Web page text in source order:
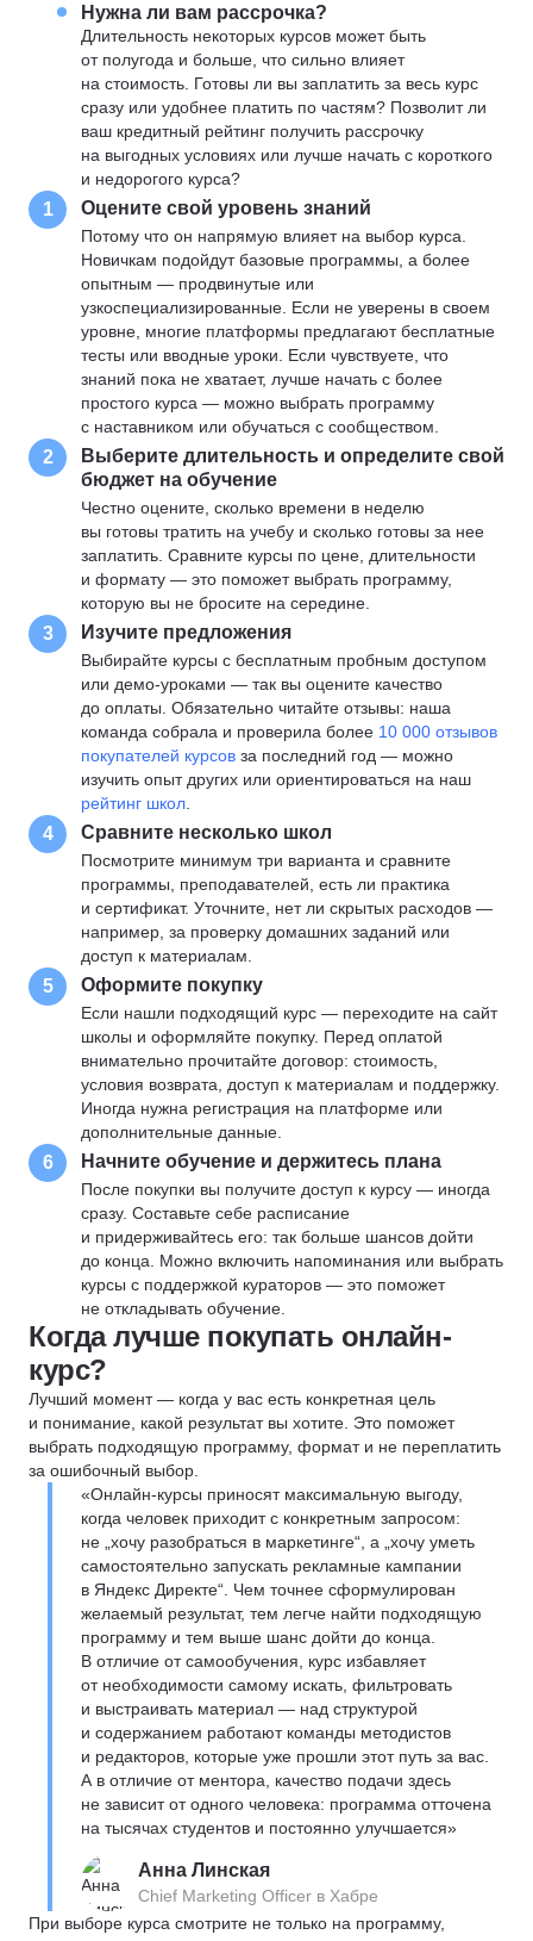
Нужна ли вам рассрочка?
Длительность некоторых курсов может быть
от полугода и больше, что сильно влияет
на стоимость. Готовы ли вы заплатить за весь курс
сразу или удобнее платить по частям? Позволит ли
ваш кредитный рейтинг получить рассрочку
на выгодных условиях или лучше начать с короткого
и недорогого курса?
1 Оцените свой уровень знаний
Потому что он напрямую влияет на выбор курса.
Новичкам подойдут базовые программы, а более
опытным — продвинутые или
узкоспециализированные. Если не уверены в своем
уровне, многие платформы предлагают бесплатные
тесты или вводные уроки. Если чувствуете, что
знаний пока не хватает, лучше начать с более
простого курса — можно выбрать программу
с наставником или обучаться с сообществом.
2
Выберите длительность и определите свой
бюджет на обучение
Честно оцените, сколько времени в неделю
вы готовы тратить на учебу и сколько готовы за нее
заплатить. Сравните курсы по цене, длительности
и формату — это поможет выбрать программу,
которую вы не бросите на середине.
3 Изучите предложения
Выбирайте курсы с бесплатным пробным доступом
или демо-уроками — так вы оцените качество
до оплаты. Обязательно читайте отзывы: наша
команда собрала и проверила более 10 000 отзывов
покупателей курсов за последний год — можно
изучить опыт других или ориентироваться на наш
рейтинг школ
4 Сравните несколько школ
Посмотрите минимум три варианта и сравните
программы, преподавателей, есть ли практика
и сертификат. Уточните, нет ли скрытых расходов —
например, за проверку домашних заданий или
доступ к материалам.
5 Оформите покупку
Если нашли подходящий курс — переходите на сайт
школы и оформляйте покупку. Перед оплатой
внимательно прочитайте договор: стоимость,
условия возврата, доступ к материалам и поддержку.
Иногда нужна регистрация на платформе или
дополнительные данные.
6 Начните обучение и держитесь плана
После покупки вы получите доступ к курсу — иногда
сразу. Составьте себе расписание
и придерживайтесь его: так больше шансов дойти
до конца. Можно включить напоминания или выбрать
курсы с поддержкой кураторов — это поможет
не откладывать обучение.
Когда лучше покупать онлайн-
курс?
Лучший момент — когда у вас есть конкретная цель
и понимание, какой результат вы хотите. Это поможет
выбрать подходящую программу, формат и не переплатить
за ошибочный выбор.
«Онлайн-курсы приносят максимальную выгоду,
когда человек приходит с конкретным запросом:
не „хочу разобраться в маркетинге“, а „хочу уметь
самостоятельно запускать рекламные кампании
в Яндекс Директе“. Чем точнее сформулирован
желаемый результат, тем легче найти подходящую
программу и тем выше шанс дойти до конца.
В отличие от самообучения, курс избавляет
от необходимости самому искать, фильтровать
и выстраивать материал — над структурой
и содержанием работают команды методистов
и редакторов, которые уже прошли этот путь за вас.
А в отличие от ментора, качество подачи здесь
не зависит от одного человека: программа отточена
на тысячах студентов и постоянно улучшается»
Анна Линская
Chief Marketing Officer в Хабре
При выборе курса смотрите не только на программу,